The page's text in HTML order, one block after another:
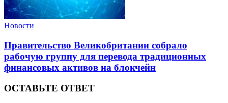
Новости
Правительство Великобритании собрало
рабочую группу для перевода традиционных
финансовых активов на блокчейн
ОСТАВЬТЕ ОТВЕТ